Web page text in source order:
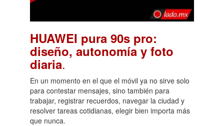
HUAWEI pura 90s pro:
diseño, autonomía y foto
diaria.
En un momento en el que el móvil ya no sirve solo
para contestar mensajes, sino también para
trabajar, registrar recuerdos, navegar la ciudad y
resolver tareas cotidianas, elegir bien importa más
que nunca.